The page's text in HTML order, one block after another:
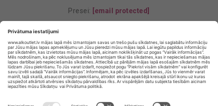
Presei: [email protected]
Privātuma politika